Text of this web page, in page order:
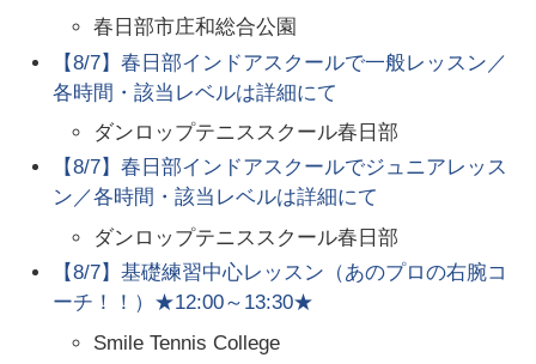
春日部市庄和総合公園
【8/7】春日部インドアスクールで一般レッスン／
各時間・該当レベルは詳細にて
ダンロップテニススクール春日部
【8/7】春日部インドアスクールでジュニアレッス
ン／各時間・該当レベルは詳細にて
ダンロップテニススクール春日部
【8/7】基礎練習中心レッスン（あのプロの右腕コ
ーチ！！）★12:00～13:30★
Smile Tennis College